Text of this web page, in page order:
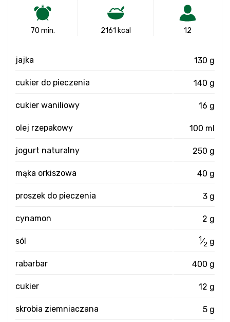
70 min. 2161 kcal 12
jajka 130 g
cukier do pieczenia 140 g
cukier waniliowy 16 g
olej rzepakowy 100 ml
jogurt naturalny 250 g
mąka orkiszowa 40 g
proszek do pieczenia 3 g
cynamon 2 g
sól 1⁄2 g
rabarbar 400 g
cukier 12 g
skrobia ziemniaczana 5 g